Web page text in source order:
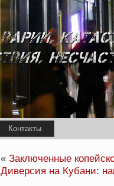
Контакты
« Заключенные
Диверсия на Кубани: